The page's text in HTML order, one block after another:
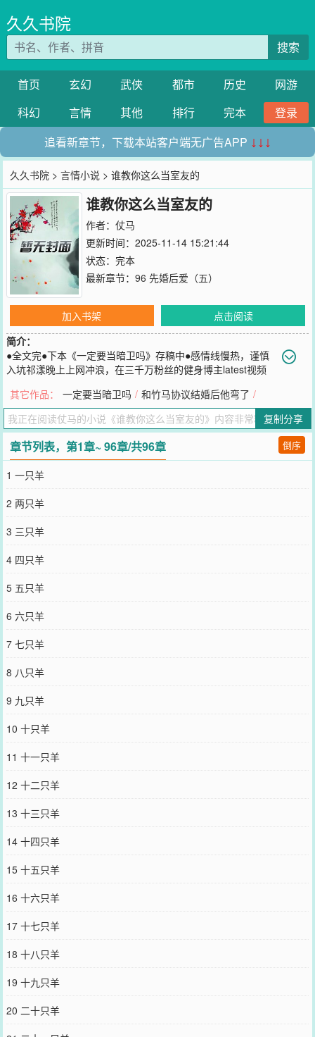
久久书院
搜索
首页 玄幻 武侠 都市 历史
网游
科幻
言情 其他 排行 完本
登录
追看新章节，下载本站客户端无广告APP ↓↓↓
久久书院 >言情小说 > 谁教你这么当室友的
谁教你这么当室友的
作者： 仗马
更新时间：2025-11-14 15:21:44
状态：完本
最新章节： 96 先婚后爱（五）
加入书架
点击阅读
简介：
●全文完●下本《一定要当暗卫吗》存稿中●感情线慢热，谨慎
入坑祁漾晚上上网冲浪，在三千万粉丝的健身博主latest视频
二天手机炸了。从来没回复过任何人的高冷博主在他下面回复。[我就
敢，胆小鬼。]-祁漾，江城大学大三学生，美院一枝花，一张脸漂亮得
整个江大人尽皆知，一手骚画也骚得互联网人尽皆知。他在d站直播画
画，账号“小羊早点睡”粉丝两百万，直播风格以说骚话画骚画闻名。
但祁漾在学校装得很人模狗样，人设主打的就是清澈愚蠢大学生，上
课约饭画画，和五个室友“相敬如宾”。除了偶尔会被他对床荷尔蒙爆
炸的室友陆京迟冲击的晚上偷偷流鼻血以外，没有任何意外。陆京
迟，物院的金疙瘩，当年以江城理科第一739的高分考入江大天体物
理专业，至今都是整个江大的传奇，而且这哥们身高一米九二，帅得
人神共愤，衬衫扣子永远系到最上面，妥妥禁欲天菜。祁漾弯的像蚊
香，平时没事都绕着陆京迟走，陆京迟一看就是直男，他才一百多
斤，扛不住陆京迟一拳。结果老天很有眼，某次包裹拿错，他一沓18x
耽美骚画被陆京迟撞破，脸都没了。之后他躲人躲得更勤快了，后来
干脆打算搬出寝室，正好也方便他直播。说走就走。谁知道他离开那
天，192的陆京迟把他堵在宿舍。嗓音冷淡的问他：“不是想和我亲嘴
吗？跑什么？”祁漾：“？”-祁漾在d站大小号都被扒，吃瓜网友整理了
他在latest评论区留过的骚话。[一天之内睡不到博主引爆全江城。][我
的嘴天生就长在他胸上，到底要我说几遍？？][家里管得严，先欠你一
对龙凤胎][道德在哪里？下限在哪里？地址在哪里？微信在哪里？]
[late老师，你知道的，我从小就没有老婆][长大后，乡愁是一部小小的
手机，老公在里面，我在外面]……两百万粉博主“小羊早点睡”全网社
死，粉丝狂欢，本人失踪。后来，latest粉丝破四千万，从不露脸也不
回复的latest开了场福利直播。镜头前，身材高大的latest怀里抱着一
个穿白T恤的漂亮男生。他叫了声：“咩咩。”男生脸色通红的和大家打
招呼：“大家好……我是小羊早点睡。”全网地震。
*Wehavereliedontheoryfortoolong,andthistimeIwanttofollowmyheart.
我们依赖于理论太久了，这次我想遵循本心*文案写于2023.8.11，vb
粉见已存档，均有记录*高亮提示：极端gk极端sk雷点多的读者慎重入
坑下本尝口古耽甜饼，专栏第一本《一定要当暗卫吗》，存稿中，喜
欢的宝宝点点收藏，啵啵宋俭x萧应怀承乾三年，新帝萧应怀设天察
司，其暗卫首领宋渐执掌宫禁刺探情报，权柄之大骇人听闻。没人见
过天察司暗卫的模样，他们一身龙纹夜服来去无踪，就像萧应怀沉寂
的影子。承乾六年宫变，前朝遗老勾结宗室篡位，即刻就要被天察司
暗卫斩杀于朝前。关键时刻，金銮殿顶上哐的掉下来一个人，一身龙
纹夜服的暗卫不偏不倚砸在了萧应怀怀中。殿中惊声：“护驾！护
驾！！”刚穿来的宋俭望着眼前的男人，满眸惊恐：“？？？”啊？？？
护什么？？？？-宋俭穿越了，刚穿来就砸在了当今圣上怀里，有没有
刺杀的嫌疑另说，关键是他办事不力，按照天察司的规矩，他得去领
三十道鞭子。宋俭跪在御书房里，吓得脸色煞白。萧应怀问他：“你可
认罚？”宋俭抖得筛糠一样，半晌憋出来一句：“不、不认行吗？”萧应
怀：“？”……萧应怀知道身边出了叛徒，他不动声色下了一盘大棋，
只等宫变当天拿宋渐杀鸡儆猴。结果宋渐兵行险招，没让他抓到半点
把柄。这之后萧应怀安插了很多人监视他的暗卫，但报回来的消息都
是：“陛下，宋大人在您寝宫的梁子上睡着了，还让人送了张毯子。”
“陛下，宋大人又去御厨那偷糕点去了。”“陛下，宋大人说……说什么
这破班一天都上不下去了。”萧应怀：“……”再到后来。“陛下！宋大人
其它作品： 一定要当暗卫吗 / 和竹马协议结婚后他弯了 /
复制分享
章节列表，第1章~ 96章/共96章 倒序
1 一只羊
2 两只羊
3 三只羊
4 四只羊
5 五只羊
6 六只羊
7 七只羊
8 八只羊
9 九只羊
10 十只羊
11 十一只羊
12 十二只羊
13 十三只羊
14 十四只羊
15 十五只羊
16 十六只羊
17 十七只羊
18 十八只羊
19 十九只羊
20 二十只羊